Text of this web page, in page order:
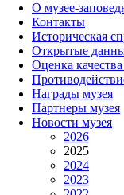
О музее-
Контакты
Историческая
Открытые
Оценка
Награды музея
Партнеры музея
Новости музея
2026
2025
2024
2023